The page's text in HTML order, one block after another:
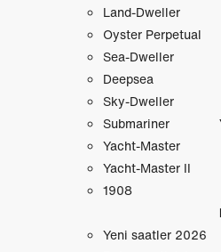
Land-Dweller
Oyster Perpetual
Sea-Dweller
Deepsea
Sky-Dweller
Submariner
Yacht-Master
Yacht-Master II
1908
Yeni saatler 2026